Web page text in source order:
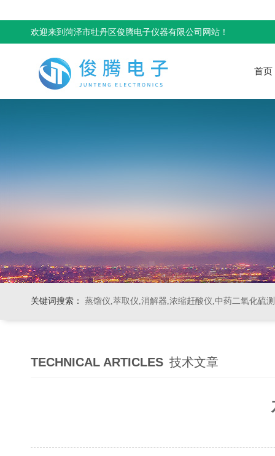
欢迎来到菏泽市牡丹区俊腾电子仪器有限公司网站！
首页
关键词搜索： 蒸馏仪,萃取仪,消解器,浓缩赶酸仪,中药二氧化硫
TECHNICAL ARTICLES 技术文章